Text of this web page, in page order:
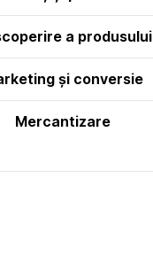
a produsului
și conversie
Mercantizare